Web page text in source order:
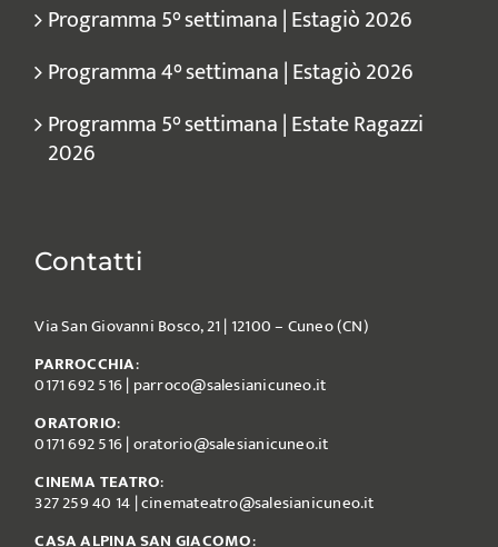
Programma 5° settimana | Estagiò 2026
Programma 4° settimana | Estagiò 2026
Programma 5° settimana | Estate Ragazzi
2026
Contatti
Via San Giovanni Bosco, 21 | 12100 – Cuneo (CN)
PARROCCHIA:
0171 692 516| parroco@salesianicuneo.it
ORATORIO:
0171 692 516|oratorio@salesianicuneo.it
CINEMA TEATRO:
327 259 40 14 |cinemateatro@salesianicuneo.it
CASA ALPINA SAN GIACOMO: